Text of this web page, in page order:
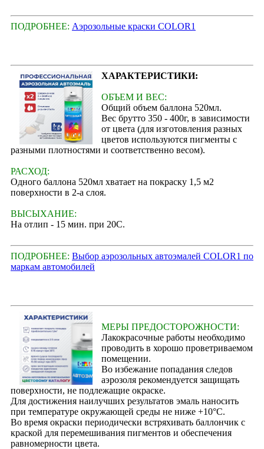
ПОДРОБНЕЕ: Аэрозольные краски COLOR1
ХАРАКТЕРИСТИКИ:
ОБЪЕМ И ВЕС:
Общий объем баллона 520мл.
Вес брутто 350 - 400г, в зависимости
от цвета (для изготовления разных
цветов используются пигменты с
разными плотностями и соответственно весом).
РАСХОД:
Одного баллона 520мл хватает на покраску 1,5 м2
поверхности в 2-а слоя.
ВЫСЫХАНИЕ:
На отлип - 15 мин. при 20С.
ПОДРОБНЕЕ: Выбор аэрозольных автоэмалей COLOR1 по
маркам автомобилей
МЕРЫ ПРЕДОСТОРОЖНОСТИ:
Лакокрасочные работы необходимо
проводить в хорошо проветриваемом
помещении.
Во избежание попадания следов
аэрозоля рекомендуется защищать
поверхности, не подлежащие окраске.
Для достижения наилучших результатов эмаль наносить
при температуре окружающей среды не ниже +10°С.
Во время окраски периодически встряхивать баллончик с
краской для перемешивания пигментов и обеспечения
равномерности цвета.